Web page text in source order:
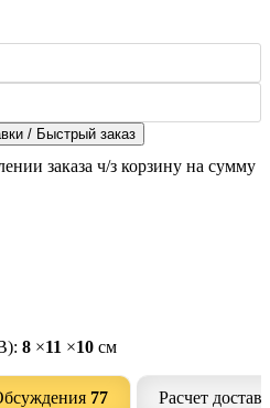
/ Быстрый заказ
заказа ч/з корзину на сумму
8 ×11 ×10 см
77 Расчет